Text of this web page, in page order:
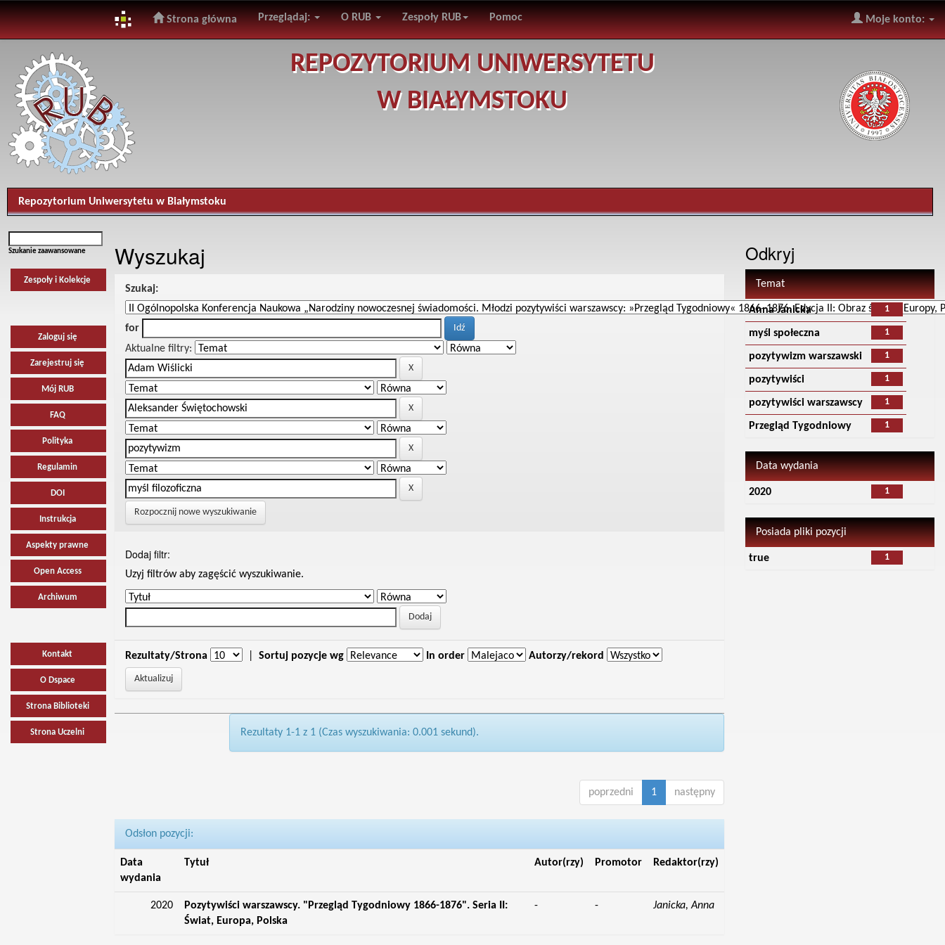
navigation
Strona główna Przeglądaj: O RUB Zespoły RUB Pomoc Moje konto:
REPOZYTORIUM UNIWERSYTETU
W BIAŁYMSTOKU
Repozytorium Uniwersytetu w Białymstoku
Szukanie zaawansowane
Zespoły i Kolekcje
Zaloguj się
Zarejestruj się
Mój RUB
FAQ
Polityka
Regulamin
DOI
Instrukcja
Aspekty prawne
Open Access
Archiwum
Kontakt
O Dspace
Strona Biblioteki
Strona Uczelni
Wyszukaj
Szukaj:
for
Aktualne filtry:
Rozpocznij nowe wyszukiwanie
Dodaj filtr:
Uzyj filtrów aby zagęścić wyszukiwanie.
Rezultaty/Strona Sortuj pozycje wg In order Autorzy/rekord
Rezultaty 1-1 z 1 (Czas wyszukiwania: 0.001 sekund).
poprzedni 1 następny
Odsłon pozycji:
Data
wydania
Tytuł Autor(rzy) Promotor Redaktor(rzy)
2020
Pozytywiści warszawscy. "Przegląd Tygodniowy 1866-1876". Seria II:
Świat, Europa, Polska
- - Janicka, Anna
Odkryj
Temat
1
Anna Janicka
1
myśl społeczna
1
pozytywizm warszawski
1
pozytywiści
1
pozytywiści warszawscy
1
Przegląd Tygodniowy
Data wydania
1
2020
Posiada pliki pozycji
1
true